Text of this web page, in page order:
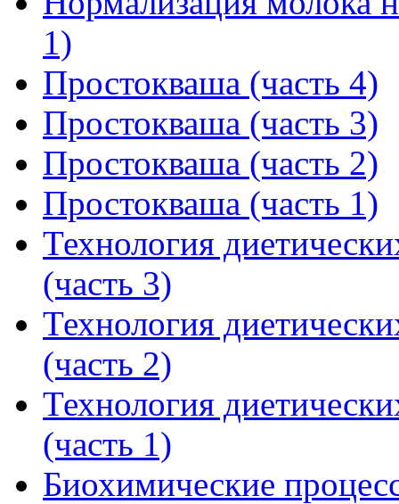
1)
Простокваша (часть 4)
Простокваша (часть 3)
Простокваша (часть 2)
Простокваша (часть 1)
Технология
(часть 3)
Технология
(часть 2)
Технология
(часть 1)
Биохимические